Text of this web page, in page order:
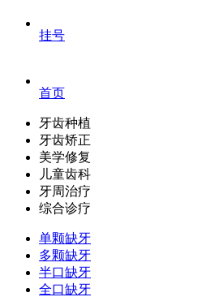
挂号
首页
牙齿种植
牙齿矫正
美学修复
儿童齿科
牙周治疗
综合诊疗
单颗缺牙
多颗缺牙
半口缺牙
全口缺牙